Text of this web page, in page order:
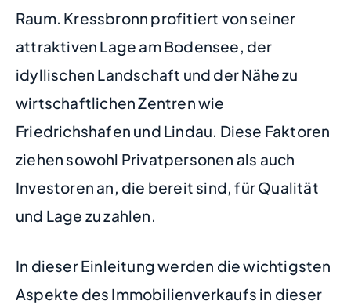
Raum. Kressbronn profitiert von seiner
attraktiven Lage am Bodensee, der
idyllischen Landschaft und der Nähe zu
wirtschaftlichen Zentren wie
Friedrichshafen und Lindau. Diese Faktoren
ziehen sowohl Privatpersonen als auch
Investoren an, die bereit sind, für Qualität
und Lage zu zahlen.
In dieser Einleitung werden die wichtigsten
Aspekte des Immobilienverkaufs in dieser